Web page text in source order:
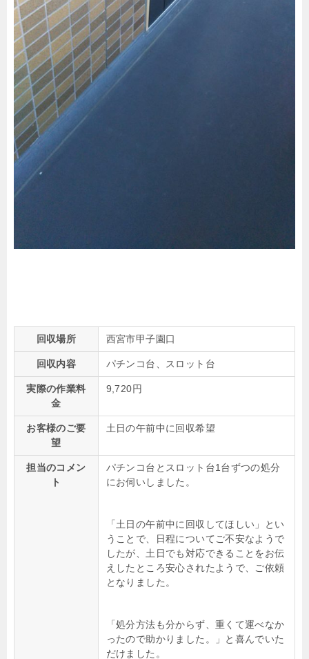
回収場所 西宮市甲子園口
回収内容 パチンコ台、スロット台
実際の作業料
金
9,720円
お客様のご要
望
土日の午前中に回収希望
担当のコメン
ト
パチンコ台とスロット台1台ずつの処分
にお伺いしました。
「土日の午前中に回収してほしい」とい
うことで、日程についてご不安なようで
したが、土日でも対応できることをお伝
えしたところ安心されたようで、ご依頼
となりました。
「処分方法も分からず、重くて運べなか
ったので助かりました。」と喜んでいた
だけました。